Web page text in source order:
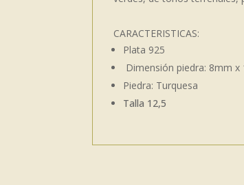
CARACTERISTICAS:
Plata 925
Dimensión piedra: 8mm x
Piedra: Turquesa
Talla 12,5